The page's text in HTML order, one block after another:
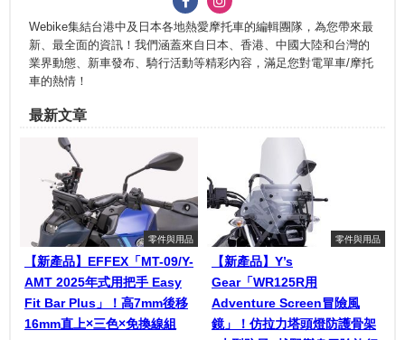
Webike集結台港中及日本各地熱愛摩托車的編輯團隊，為您帶來最
新、最全面的資訊！我們涵蓋來自日本、香港、中國大陸和台灣的
業界動態、新車發布、騎行活動等精彩內容，滿足您對電單車/摩托
車的熱情！
最新文章
零件與用品
【新產品】EFFEX「MT-09/Y-
AMT 2025年式用把手 Easy
Fit Bar Plus」！高7mm後移
16mm直上×三色×免換線組
零件與用品
【新產品】Y’s
Gear「WR125R用
Adventure Screen冒險風
鏡」！仿拉力塔頭燈防護骨架